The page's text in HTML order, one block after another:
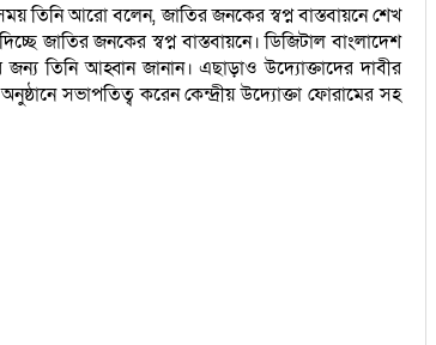
তিনি আরো বলেন, জাতির জনকের স্বপ্ন বাস্তবায়নে শেখ
জাতির জনকের স্বপ্ন বাস্তবায়নে। ডিজিটাল বাংলাদেশ
জন্য তিনি আহ্বান জানান। এছাড়াও উদ্যোক্তাদের দাবীর
সভাপতিত্ব করেন কেন্দ্রীয় উদ্যোক্তা ফোরামের সহ